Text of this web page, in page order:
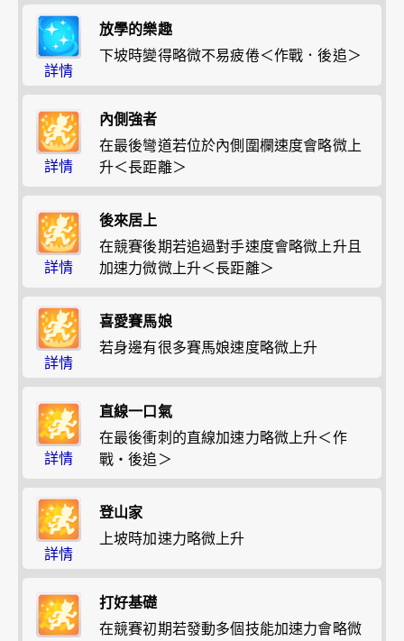
詳情
放學的樂趣
下坡時變得略微不易疲倦＜作戰．後追＞
詳情
內側強者
在最後彎道若位於內側圍欄速度會略微上
升＜長距離＞
詳情
後來居上
在競賽後期若追過對手速度會略微上升且
加速力微微上升＜長距離＞
詳情
喜愛賽馬娘
若身邊有很多賽馬娘速度略微上升
詳情
直線一口氣
在最後衝刺的直線加速力略微上升＜作
戰・後追＞
詳情
登山家
上坡時加速力略微上升
打好基礎
在競賽初期若發動多個技能加速力會略微